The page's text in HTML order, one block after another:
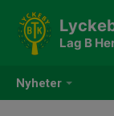
Nyheter
Lag B